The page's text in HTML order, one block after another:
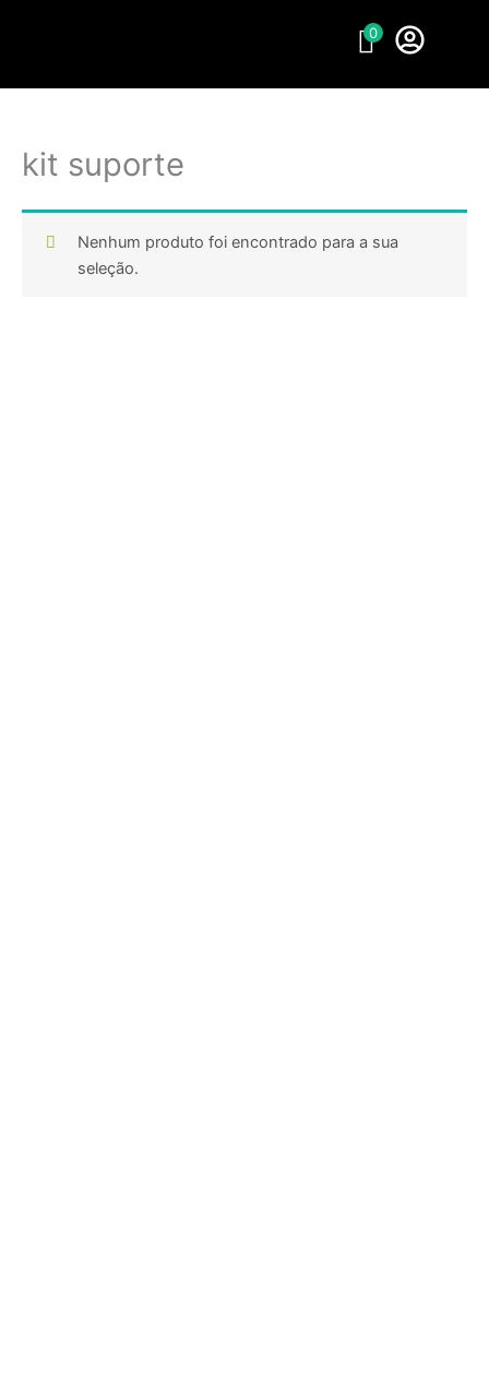
conteúdo
0
kit suporte
Nenhum produto foi encontrado para a sua
seleção.